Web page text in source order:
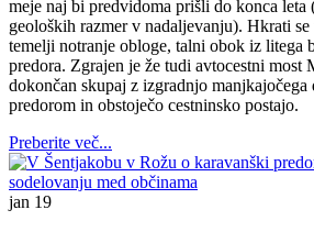
meje naj bi predvidoma prišli do konca leta
geoloških razmer v nadaljevanju). Hkrati
temelji notranje obloge, talni obok iz litega
predora. Zgrajen je že tudi avtocestni most
dokončan skupaj z izgradnjo manjkajočega
predorom in obstoječo cestninsko postajo.
Preberite več...
jan 19